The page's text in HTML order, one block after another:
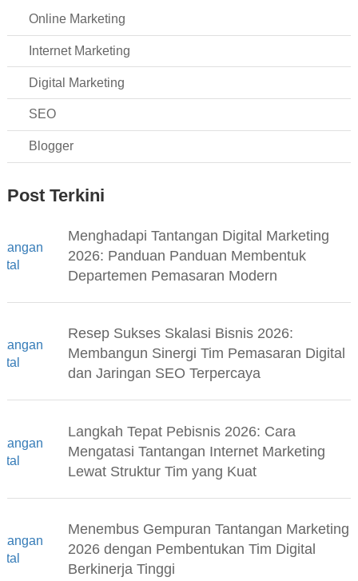
Online Marketing
Internet Marketing
Digital Marketing
SEO
Blogger
Post Terkini
Menghadapi Tantangan Digital Marketing
2026: Panduan Panduan Membentuk
Departemen Pemasaran Modern
Resep Sukses Skalasi Bisnis 2026:
Membangun Sinergi Tim Pemasaran Digital
dan Jaringan SEO Terpercaya
Langkah Tepat Pebisnis 2026: Cara
Mengatasi Tantangan Internet Marketing
Lewat Struktur Tim yang Kuat
Menembus Gempuran Tantangan Marketing
2026 dengan Pembentukan Tim Digital
Berkinerja Tinggi